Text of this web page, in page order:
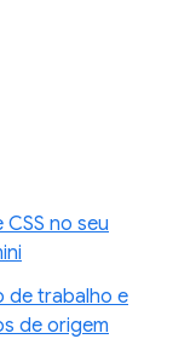
no seu
de trabalho e
de origem